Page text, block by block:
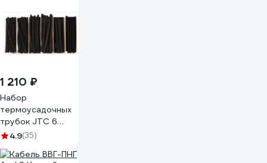
1 210 ₽
Набор
термоусадочных
трубок JTC 6
типоразмеров,
120шт в боксе
4.9(35)